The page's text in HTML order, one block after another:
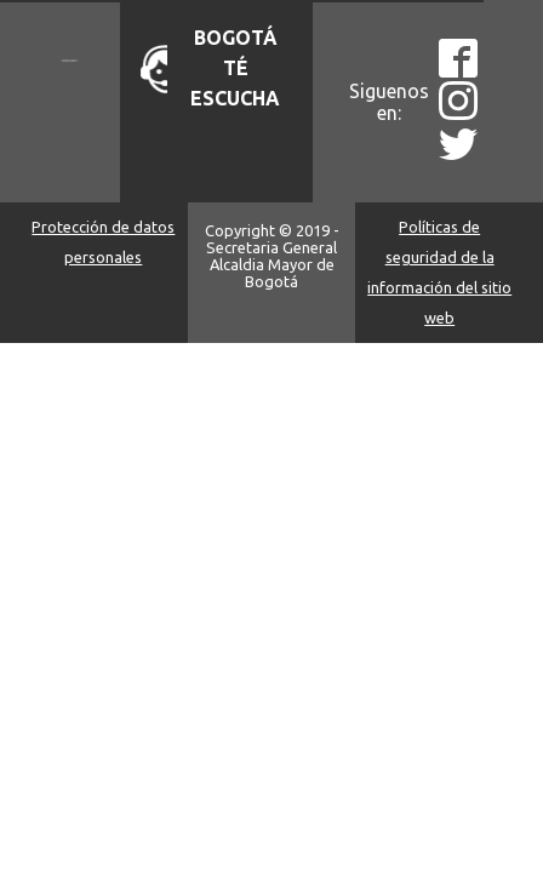
BOGOTÁ
TÉ
ESCUCHA
Siguenos
en:
Protección de datos
personales
Copyright © 2019 -
Secretaria General
Alcaldia Mayor de
Bogotá
Políticas de
seguridad de la
información del sitio
web